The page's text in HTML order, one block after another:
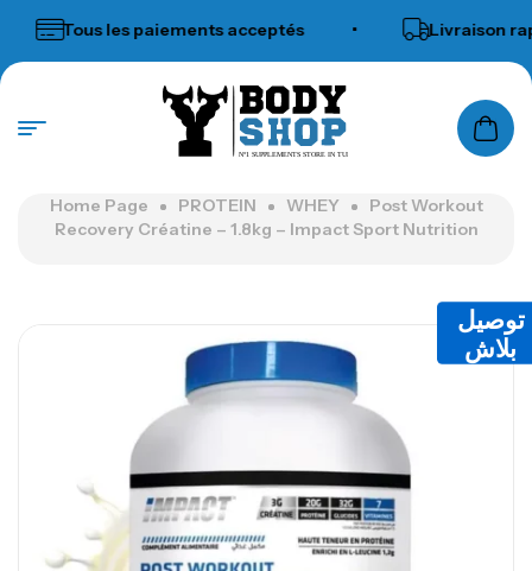
Tous les paiements acceptés Livraison rapide
N°1 SUPPLEMENTS STORE IN TUNISIA
Home Page PROTEIN WHEY
Post Workout
Recovery Créatine – 1.8kg – Impact Sport Nutrition
توصيل
بلاش